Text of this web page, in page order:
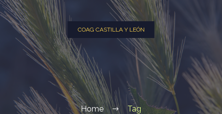
COAG CASTILLA Y LEÓN
Home Tag